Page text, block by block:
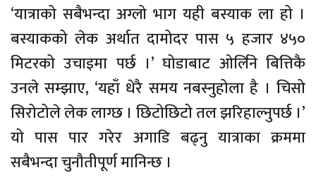
‘यात्राको सबैभन्दा अग्लो भाग यही बस्याक ला हो ।
बस्याकको लेक अर्थात दामोदर पास ५ हजार ४५०
मिटरको उचाइमा पर्छ ।’ घोडाबाट ओर्लिने बित्तिकै
उनले सम्झाए, ‘यहाँ धेरै समय नबस्नुहोला है । चिसो
सिरोटोले लेक लाग्छ । छिटोछिटो तल झरिहाल्नुपर्छ ।’
यो पास पार गरेर अगाडि बढ्नु यात्राका क्रममा
सबैभन्दा चुनौतीपूर्ण मानिन्छ ।